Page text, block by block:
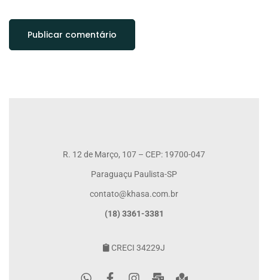
R. 12 de Março, 107 – CEP: 19700-047
Paraguaçu Paulista-SP
contato@khasa.com.br
(18) 3361-3381
CRECI 34229J